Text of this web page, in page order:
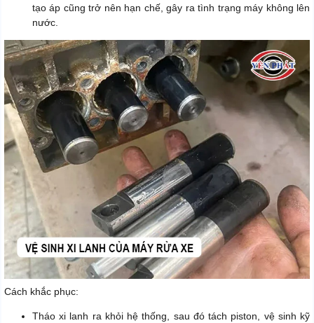
tạo áp cũng trở nên hạn chế, gây ra tình trạng máy không lên
nước.
Cách khắc phục:
Tháo xi lanh ra khỏi hệ thống, sau đó tách piston, vệ sinh kỹ